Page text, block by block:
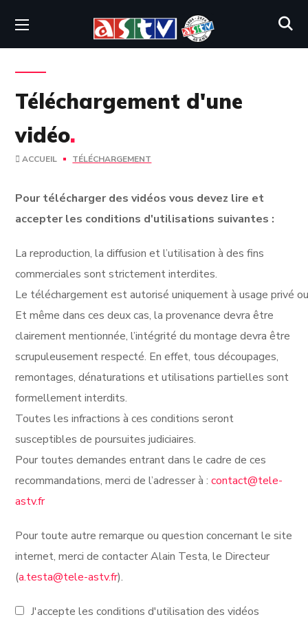
Téléchargement d'une
vidéo.
ACCUEIL TÉLÉCHARGEMENT
Pour télécharger des vidéos vous devez lire et
accepter les conditions d'utilisations suivantes :
La reproduction, la diffusion et l’utilisation à des fins
commerciales sont strictement interdites.
Le téléchargement est autorisé uniquement à usage privé
Et même dans ces deux cas, la provenance devra être
clairement mentionnée, l’intégrité du montage devra être
scrupuleusement respecté. En effet, tous découpages,
remontages, dénaturations et utilisations partielles sont
formellement interdits.
Toutes les infractions à ces conditions seront
susceptibles de poursuites judiciaires.
Pour toutes demandes entrant dans le cadre de ces
recommandations, merci de l’adresser à :contact@tele-
astv.fr
Pour toute autre remarque ou question concernant le site
internet, merci de contacter Alain Testa, le Directeur
(a.testa@tele-astv.fr).
J'accepte les conditions d'utilisation des vidéos